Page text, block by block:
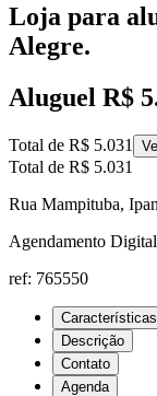
Loja para
Alegre.
Aluguel R$
Total de R$ 5.031
Total de R$ 5.031
Rua Mampituba,
Agendamento Digital
ref: 765550
Características
Descrição
Contato
Agenda